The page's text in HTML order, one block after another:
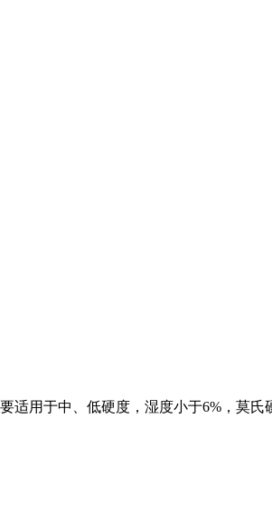
适用于中、低硬度，湿度小于6%，莫